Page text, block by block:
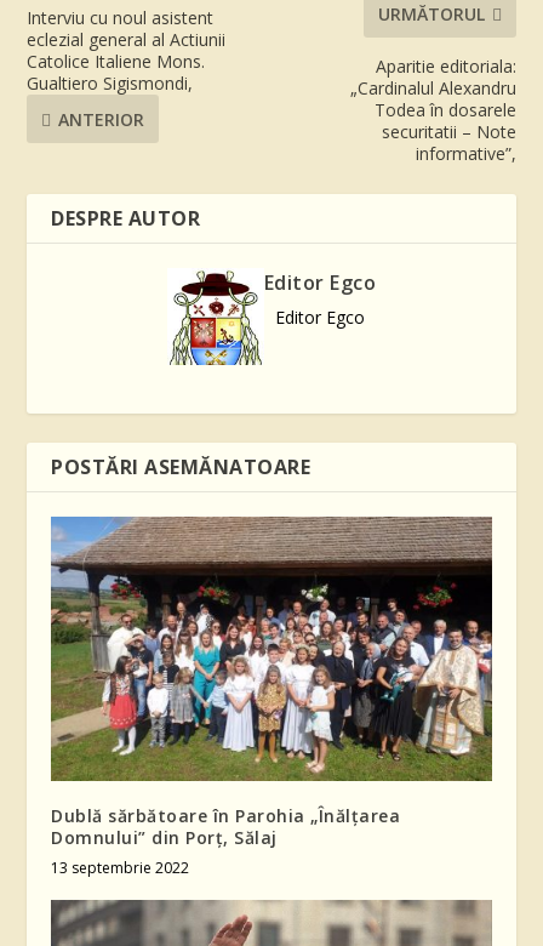
Interviu cu noul asistent
eclezial general al Actiunii
Catolice Italiene Mons.
Gualtiero Sigismondi,
ANTERIOR
URMĂTORUL
Aparitie editoriala:
„Cardinalul Alexandru
Todea în dosarele
securitatii – Note
informative”,
DESPRE AUTOR
Editor Egco
Editor Egco
POSTĂRI ASEMĂNATOARE
Dublă sărbătoare în Parohia „Înălțarea
Domnului” din Porț, Sălaj
13 septembrie 2022